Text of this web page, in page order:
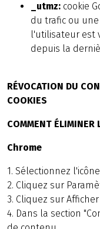
_utmz: cookie
du trafic ou
l'utilisateur est
depuis la
RÉVOCATION DU
COOKIES
COMMENT ÉLIMINER
Chrome
1. Sélectionnez
2. Cliquez sur
3. Cliquez sur
4. Dans la section